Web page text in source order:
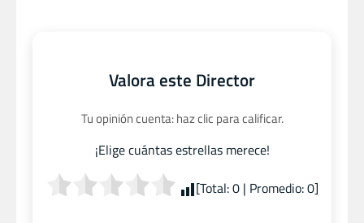
Valora este Director
Tu opinión cuenta: haz clic para calificar.
¡Elige cuántas estrellas merece!
[Total:0| Promedio:0]